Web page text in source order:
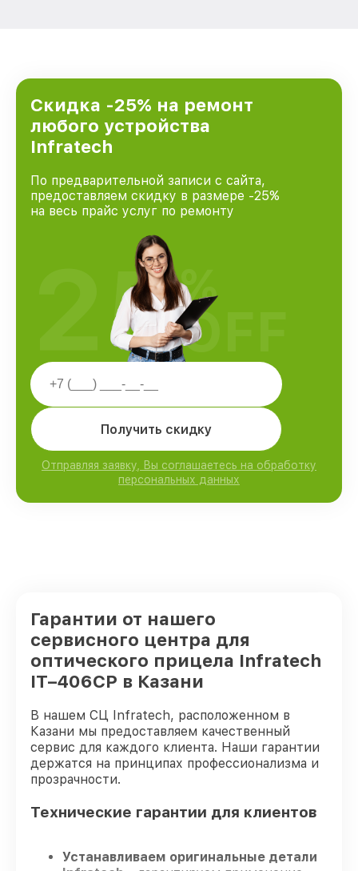
Скидка -25% на ремонт
любого устройства
Infratech
По предварительной записи с сайта,
предоставляем скидку в размере -25%
на весь прайс услуг по ремонту
Получить скидку
Отправляя заявку, Вы соглашаетесь на обработку
персональных данных
25%
OFF
Гарантии от нашего
сервисного центра для
оптического прицела Infratech
IT–406СP в Казани
В нашем СЦ Infratech, расположенном в
Казани мы предоставляем качественный
сервис для каждого клиента. Наши гарантии
держатся на принципах профессионализма и
прозрачности.
Технические гарантии для клиентов
Устанавливаем оригинальные детали